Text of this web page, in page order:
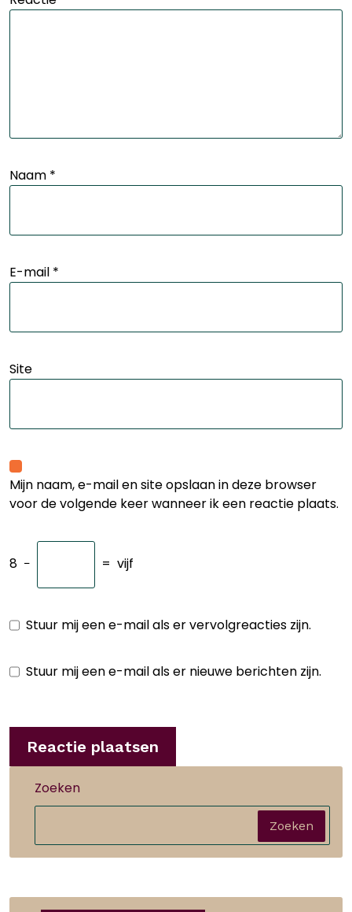
Naam *
E-mail *
Site
Mijn naam, e-mail en site opslaan in deze browser
voor de volgende keer wanneer ik een reactie plaats.
8 − = vijf
Stuur mij een e-mail als er vervolgreacties zijn.
Stuur mij een e-mail als er nieuwe berichten zijn.
Zoeken
Zoeken